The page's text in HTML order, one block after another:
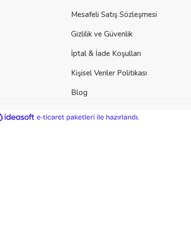
Mesafeli Satış Sözleşmesi
Gizlilik ve Güvenlik
İptal & İade Koşulları
Kişisel Veriler Politikası
Blog
ideasoft
e-